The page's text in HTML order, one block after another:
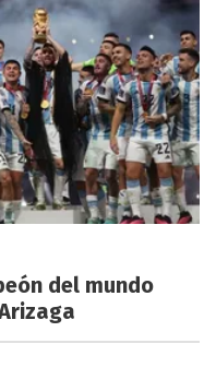
del mundo